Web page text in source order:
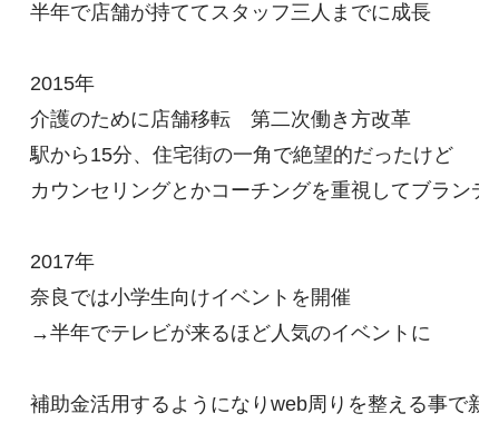
半年で店舗が持ててスタッフ三人までに成長
2015年
介護のために店舗移転　第二次働き方改革
駅から15分、住宅街の一角で絶望的だったけど
カウンセリングとかコーチングを重視してブラン
2017年
奈良では小学生向けイベントを開催
→半年でテレビが来るほど人気のイベントに
補助金活用するようになりweb周りを整える事で新